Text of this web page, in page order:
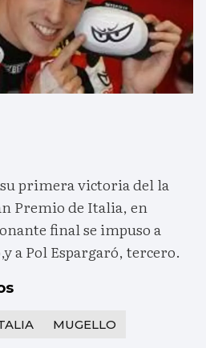
primera victoria del la
Premio de Italia, en
final se impuso a
a Pol Espargaró, tercero.
MUGELLO